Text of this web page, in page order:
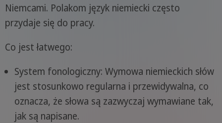
Niemcami. Polakom język niemiecki często
przydaje się do pracy.
Co jest łatwego:
System fonologiczny: Wymowa niemieckich słów
jest stosunkowo regularna i przewidywalna, co
oznacza, że słowa są zazwyczaj wymawiane tak,
jak są napisane.